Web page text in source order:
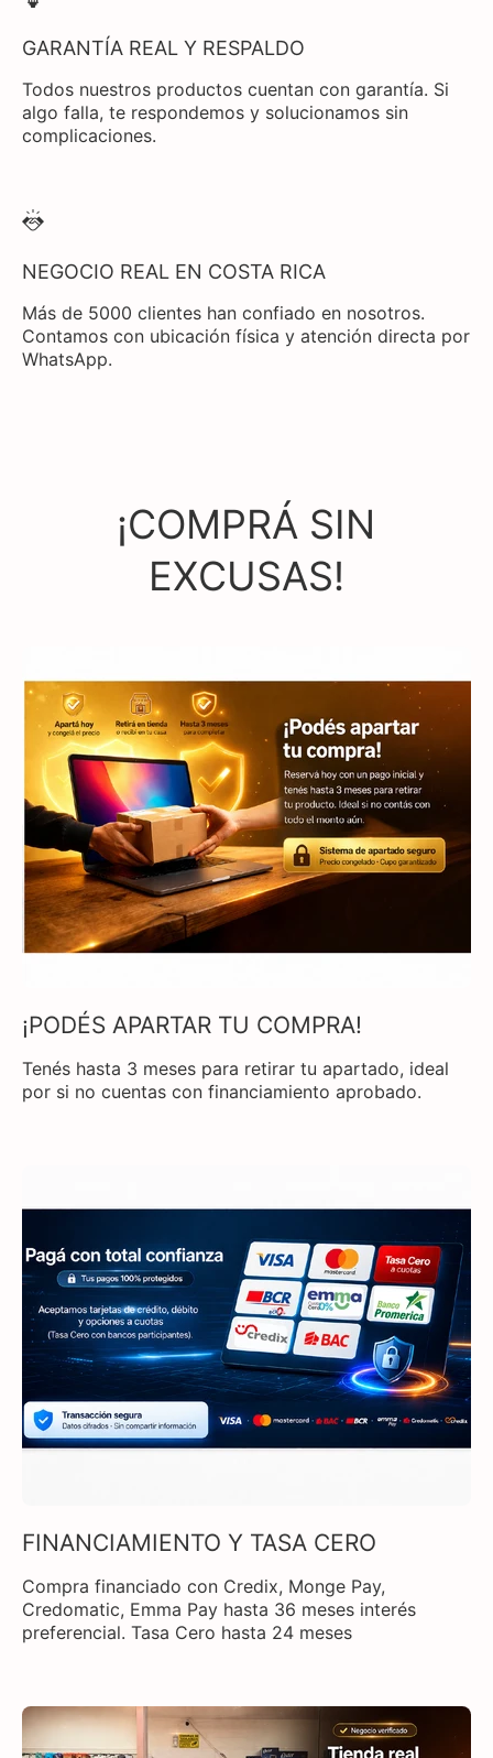
GARANTÍA REAL Y RESPALDO
Todos nuestros productos cuentan con garantía. Si
algo falla, te respondemos y solucionamos sin
complicaciones.
NEGOCIO REAL EN COSTA RICA
Más de 5000 clientes han confiado en nosotros.
Contamos con ubicación física y atención directa por
WhatsApp.
¡COMPRÁ SIN
EXCUSAS!
¡PODÉS APARTAR TU COMPRA!
Tenés hasta 3 meses para retirar tu apartado, ideal
por si no cuentas con financiamiento aprobado.
FINANCIAMIENTO Y TASA CERO
Compra financiado con Credix, Monge Pay,
Credomatic, Emma Pay hasta 36 meses interés
preferencial. Tasa Cero hasta 24 meses